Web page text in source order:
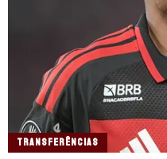
TRANSFERÊNCIAS